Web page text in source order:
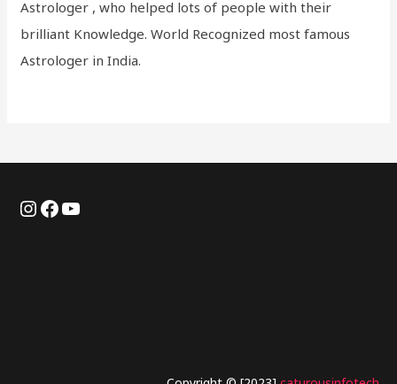
Astrologer , who helped lots of people with their
brilliant Knowledge. World Recognized most famous
Astrologer in India.